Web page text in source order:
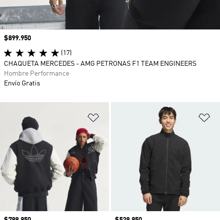
Añadir a la lista de deseos
Precio
$899.950
(17)
CHAQUETA MERCEDES - AMG PETRONAS F1 TEAM ENGINEERS
Hombre Performance
Envío Gratis